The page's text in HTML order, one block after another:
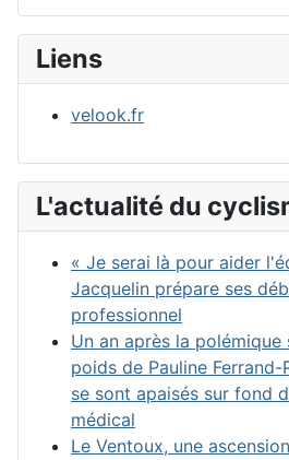
Liens
velook.fr
L'actualité du
« Je serai là pour aider
Jacquelin prépare ses
professionnel
Un an après la
poids de Pauline
se sont apaisés sur fond
médical
Le Ventoux, une